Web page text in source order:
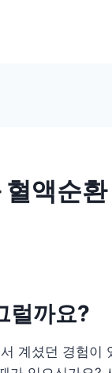
액순
럴까요?
계셨던 경험이